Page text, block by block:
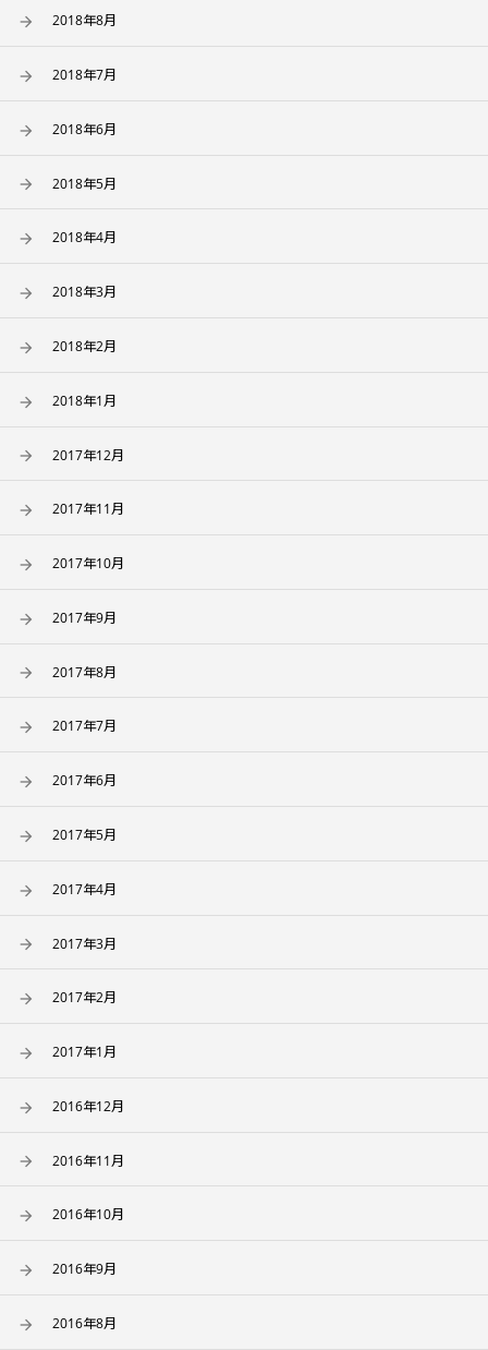
2018年8月
2018年7月
2018年6月
2018年5月
2018年4月
2018年3月
2018年2月
2018年1月
2017年12月
2017年11月
2017年10月
2017年9月
2017年8月
2017年7月
2017年6月
2017年5月
2017年4月
2017年3月
2017年2月
2017年1月
2016年12月
2016年11月
2016年10月
2016年9月
2016年8月